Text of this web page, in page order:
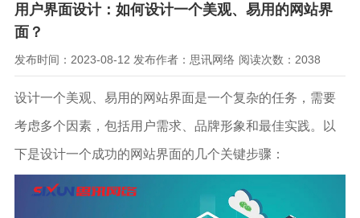
用户界面设计：如何设计一个美观、易用的网站界
面？
发布时间：2023-08-12 发布作者：思讯网络 阅读次数：2038
设计一个美观、易用的网站界面是一个复杂的任务，需要
考虑多个因素，包括用户需求、品牌形象和最佳实践。以
下是设计一个成功的网站界面的几个关键步骤：